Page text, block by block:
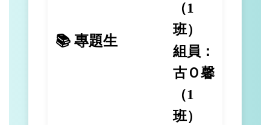
📚 專題生
（1
班）
組員：
古Ｏ馨
（1
班）